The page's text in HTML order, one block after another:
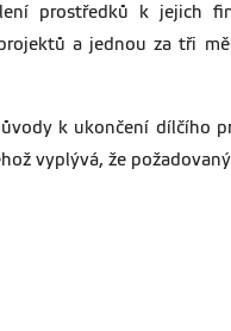
prostředků k jejich
a jednou za tři
k ukončení dílčího
vyplývá, že